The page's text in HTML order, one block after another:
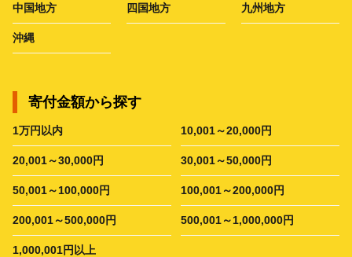
中国地方 四国地方 九州地方
沖縄
寄付金額から探す
1万円以内 10,001～20,000円
20,001～30,000円 30,001～50,000円
50,001～100,000円 100,001～200,000円
200,001～500,000円 500,001～1,000,000円
1,000,001円以上